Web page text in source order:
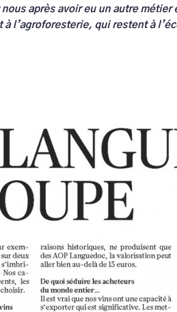
après avoir eu un autre métier
l’agroforesterie, qui restent à